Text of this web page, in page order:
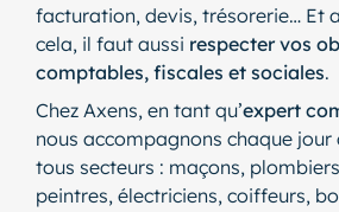
facturation, devis, trésorerie… Et
cela, il faut aussi respecter vos
comptables, fiscales et sociales.
Chez Axens, en tant qu’expert
nous accompagnons chaque
tous secteurs : maçons,
peintres, électriciens, coiffeurs,